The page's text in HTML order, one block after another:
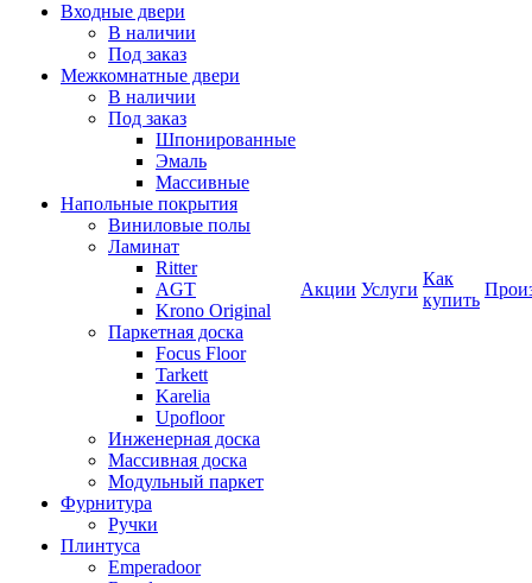
Входные двери
В наличии
Под заказ
Межкомнатные двери
В наличии
Под заказ
Шпонированные
Эмаль
Массивные
Напольные покрытия
Виниловые полы
Ламинат
Ritter
AGT
Krono Original
Паркетная доска
Focus Floor
Tarkett
Karelia
Upofloor
Инженерная доска
Массивная доска
Модульный паркет
Фурнитура
Ручки
Плинтуса
Emperadoor
Акции Услуги
Как
купить